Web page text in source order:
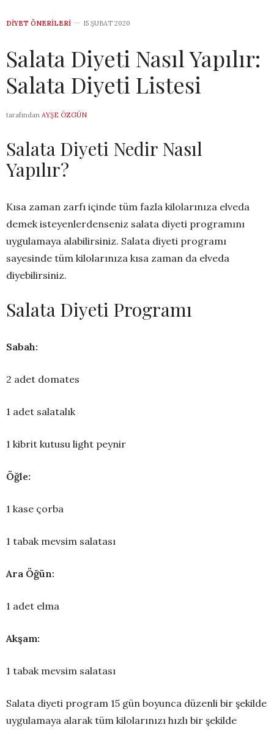
DIYET ÖNERILERI 15 ŞUBAT 2020
Salata Diyeti Nasıl Yapılır:
Salata Diyeti Listesi
tarafından AYŞE ÖZGÜN
Salata Diyeti Nedir Nasıl
Yapılır?
Kısa zaman zarfı içinde tüm fazla kilolarınıza elveda
demek isteyenlerdenseniz salata diyeti programını
uygulamaya alabilirsiniz. Salata diyeti programı
sayesinde tüm kilolarınıza kısa zaman da elveda
diyebilirsiniz.
Salata Diyeti Programı
Sabah:
2 adet domates
1 adet salatalık
1 kibrit kutusu light peynir
Öğle:
1 kase çorba
1 tabak mevsim salatası
Ara Öğün:
1 adet elma
Akşam:
1 tabak mevsim salatası
Salata diyeti program 15 gün boyunca düzenli bir şekilde
uygulamaya alarak tüm kilolarınızı hızlı bir şekilde